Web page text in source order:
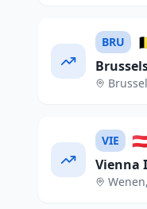
BRU
Brussel
VIE
Vienna
Wenen,